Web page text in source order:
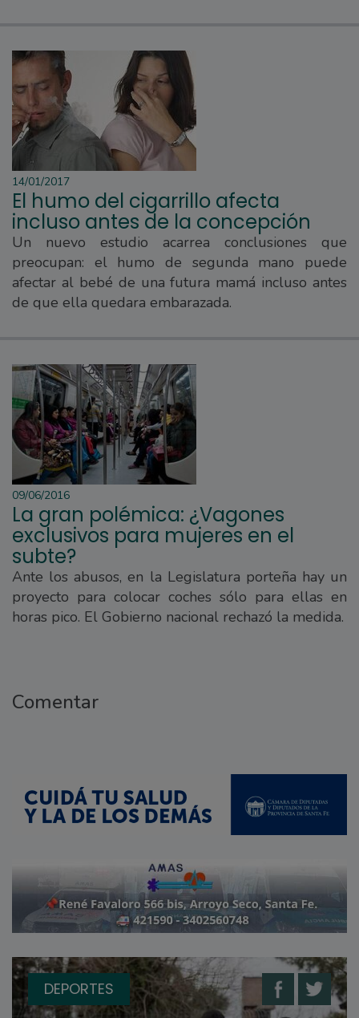
14/01/2017
El humo del cigarrillo afecta
incluso antes de la concepción
Un nuevo estudio acarrea conclusiones que
preocupan: el humo de segunda mano puede
afectar al bebé de una futura mamá incluso antes
de que ella quedara embarazada.
09/06/2016
La gran polémica: ¿Vagones
exclusivos para mujeres en el
subte?
Ante los abusos, en la Legislatura porteña hay un
proyecto para colocar coches sólo para ellas en
horas pico. El Gobierno nacional rechazó la medida.
Comentar
DEPORTES